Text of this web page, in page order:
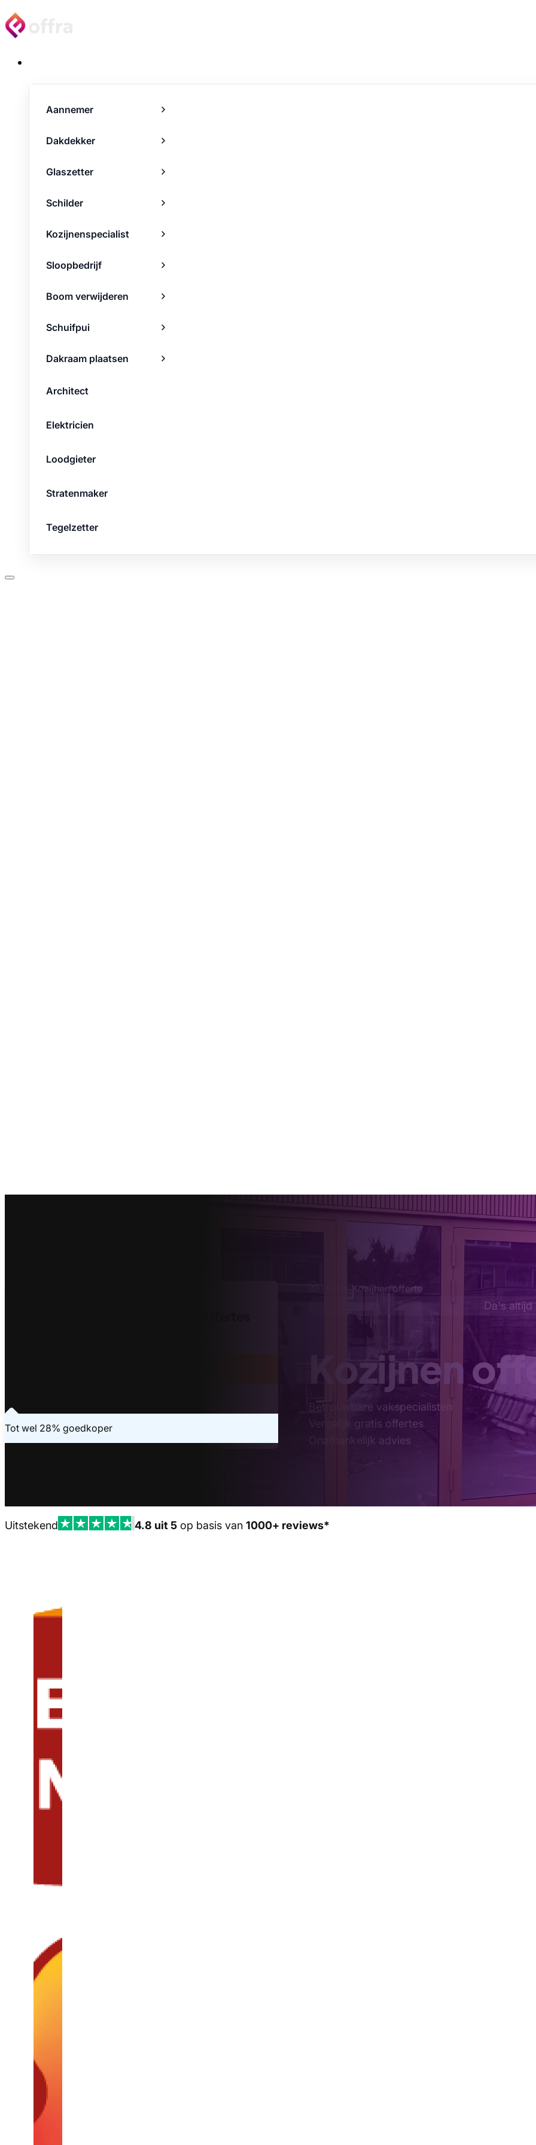
Aannemer
Dakdekker
Glaszetter
Schilder
Kozijnenspecialist
Sloopbedrijf
Boom verwijderen
Schuifpui
Dakraam plaatsen
Architect
Elektricien
Loodgieter
Stratenmaker
Tegelzetter
Tot wel 28% goedkoper
Kozijnen offerte
Da's altijd
Kozijnen
Betrouwbare vakspecialisten
Vergelijk gratis offertes
Onafhankelijk advies
Uitstekend 4.8 uit 5 op basis van 1000+ reviews*